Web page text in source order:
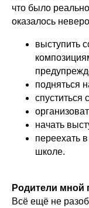
что было
оказалось
выступить
подняться
спуститься
начать
переехать
школе.
Родители мной
Всё ещё не